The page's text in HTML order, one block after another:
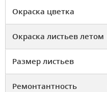
Окраска цветка
Окраска листьев летом
Размер листьев
Ремонтантность